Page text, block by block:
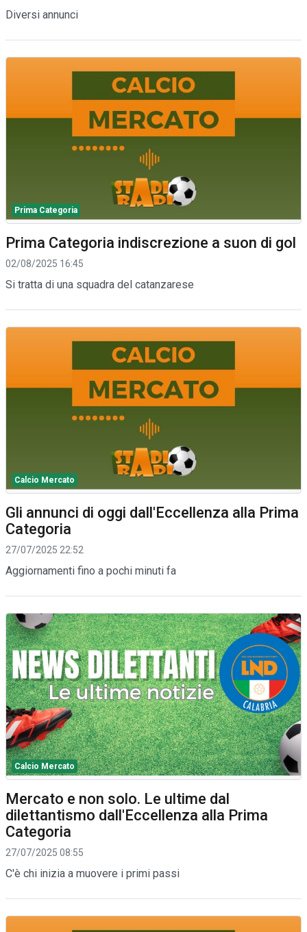
Diversi annunci
Prima Categoria
Prima Categoria indiscrezione a suon di gol
02/08/2025 16:45
Si tratta di una squadra del catanzarese
Calcio Mercato
Gli annunci di oggi dall'Eccellenza alla Prima
Categoria
27/07/2025 22:52
Aggiornamenti fino a pochi minuti fa
Calcio Mercato
Mercato e non solo. Le ultime dal
dilettantismo dall'Eccellenza alla Prima
Categoria
27/07/2025 08:55
C'è chi inizia a muovere i primi passi